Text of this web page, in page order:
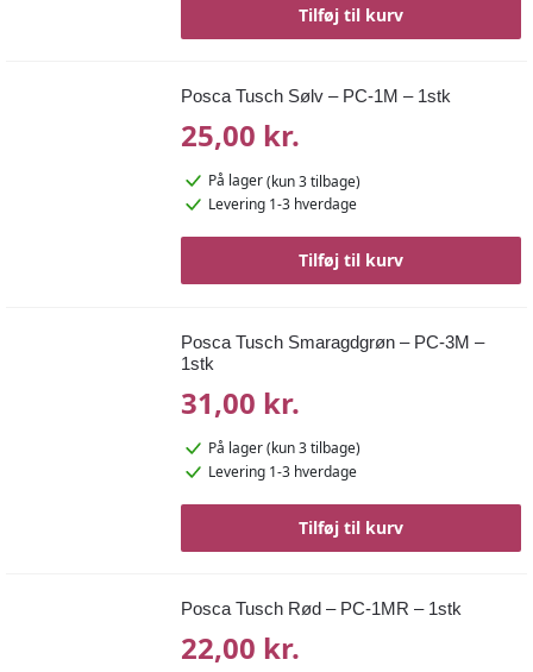
Tilføj til kurv
Posca Tusch Sølv – PC-1M – 1stk
25,00 kr.
På lager(kun 3 tilbage)
Levering 1-3 hverdage
Tilføj til kurv
Posca Tusch Smaragdgrøn – PC-3M –
1stk
31,00 kr.
På lager(kun 3 tilbage)
Levering 1-3 hverdage
Tilføj til kurv
Posca Tusch Rød – PC-1MR – 1stk
22,00 kr.